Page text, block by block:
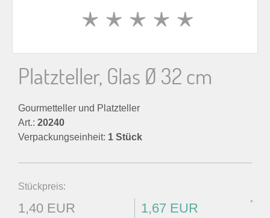
Platzteller, Glas Ø 32 cm
Gourmetteller und Platzteller
Art.: 20240
Verpackungseinheit: 1 Stück
Stückpreis:
1,40 EUR 1,67 EUR *